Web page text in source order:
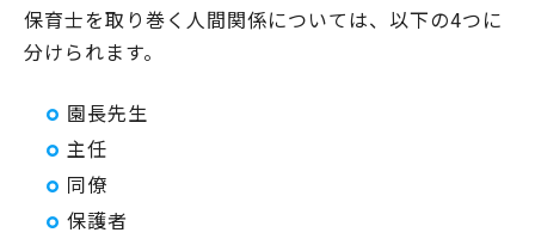
保育士を取り巻く人間関係については、以下の4つに
分けられます。
園長先生
主任
同僚
保護者